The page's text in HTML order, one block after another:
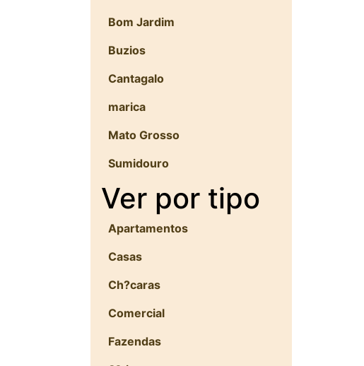
Bom Jardim
Buzios
Cantagalo
marica
Mato Grosso
Sumidouro
Ver por tipo
Apartamentos
Casas
Ch?caras
Comercial
Fazendas